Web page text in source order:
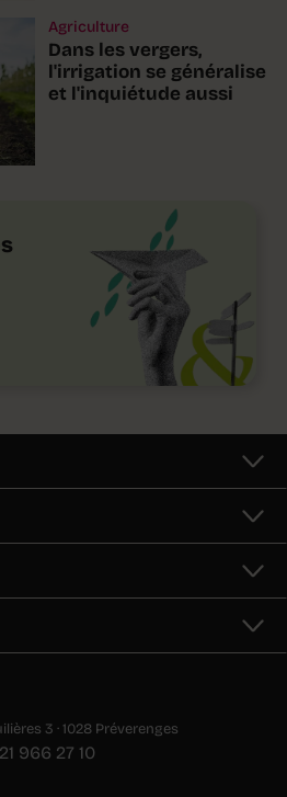
Agriculture
Dans les vergers,
l'irrigation se généralise
et l'inquiétude aussi
3 · 1028 Préverenges
966 27 10